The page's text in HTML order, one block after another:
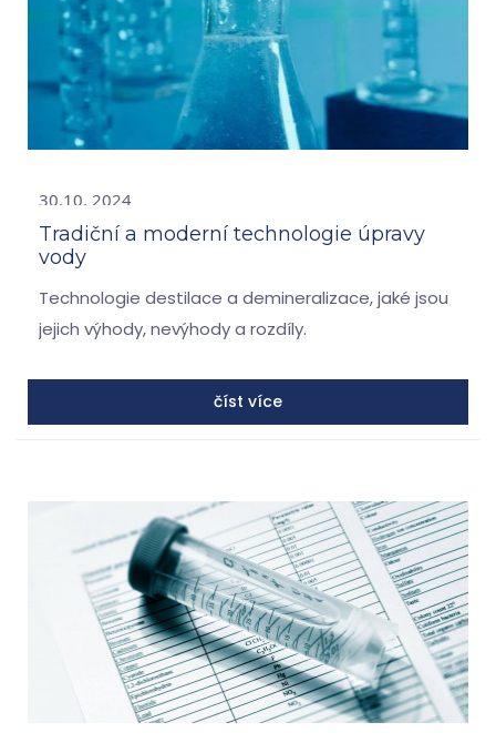
30.10. 2024
Tradiční a moderní technologie úpravy
vody
Technologie destilace a demineralizace, jaké jsou
jejich výhody, nevýhody a rozdíly.
číst více